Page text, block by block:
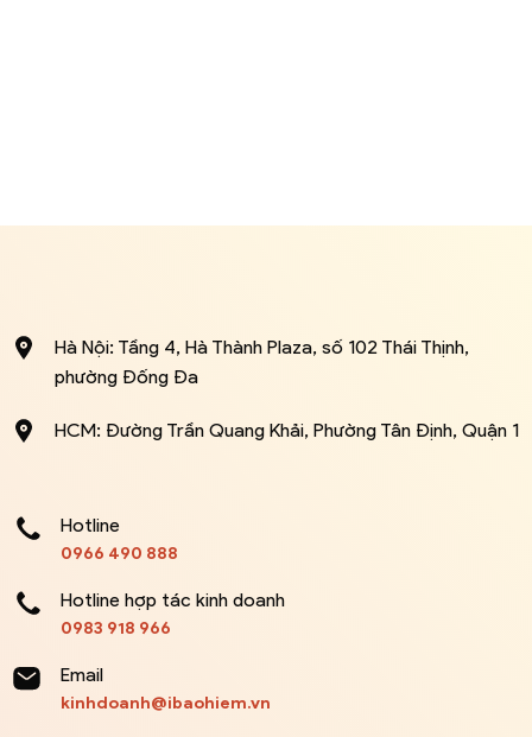
Hà Nội: Tầng 4, Hà Thành Plaza, số 102 Thái Thịnh,
phường Đống Đa
HCM: Đường Trần Quang Khải, Phường Tân Định, Quận 1
Hotline
0966 490 888
Hotline hợp tác kinh doanh
0983 918 966
Email
kinhdoanh@ibaohiem.vn